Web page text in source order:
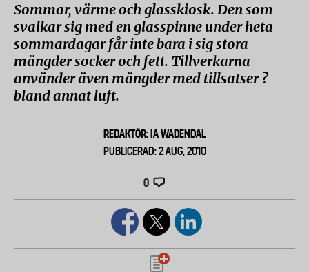
Sommar, värme och glasskiosk. Den som
svalkar sig med en glasspinne under heta
sommardagar får inte bara i sig stora
mängder socker och fett. Tillverkarna
använder även mängder med tillsatser ?
bland annat luft.
REDAKTÖR: IA WADENDAL
PUBLICERAD: 2 AUG, 2010
0